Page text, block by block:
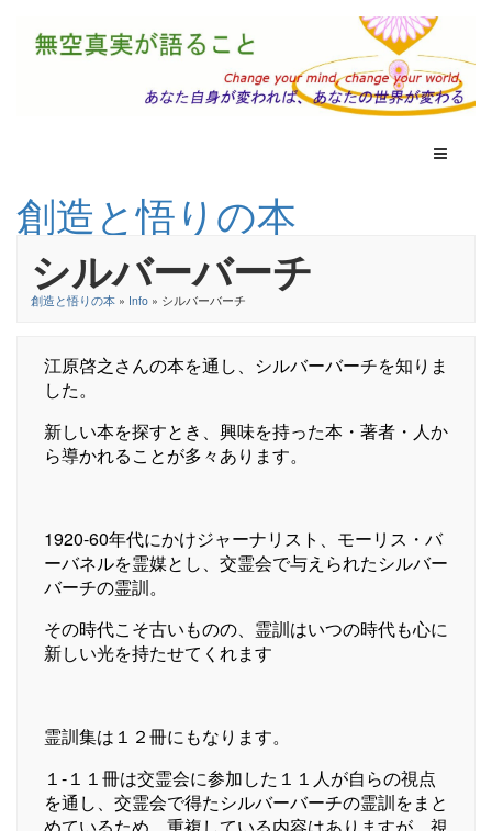
Toggle
創造と悟りの本
シルバーバーチ
創造と悟りの本 » Info » シルバーバーチ
江原啓之さんの本を通し、シルバーバーチを知りま
した。
新しい本を探すとき、興味を持った本・著者・人か
ら導かれることが多々あります。
1920-60年代にかけジャーナリスト、モーリス・バ
ーバネルを霊媒とし、交霊会で与えられたシルバー
バーチの霊訓。
その時代こそ古いものの、霊訓はいつの時代も心に
新しい光を持たせてくれます
霊訓集は１２冊にもなります。
１-１１冊は交霊会に参加した１１人が自らの視点
を通し、交霊会で得たシルバーバーチの霊訓をまと
めているため、重複している内容はありますが、視